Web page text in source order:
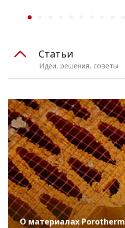
Идеи, решения, советы
Статьи
О материалах Porotherm